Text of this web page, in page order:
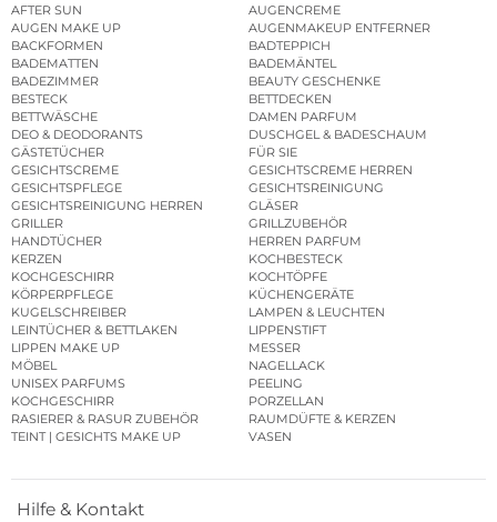
AFTER SUN
AUGENCREME
AUGEN MAKE UP
AUGENMAKEUP ENTFERNER
BACKFORMEN
BADTEPPICH
BADEMATTEN
BADEMÄNTEL
BADEZIMMER
BEAUTY GESCHENKE
BESTECK
BETTDECKEN
BETTWÄSCHE
DAMEN PARFUM
DEO & DEODORANTS
DUSCHGEL & BADESCHAUM
GÄSTETÜCHER
FÜR SIE
GESICHTSCREME
GESICHTSCREME HERREN
GESICHTSPFLEGE
GESICHTSREINIGUNG
GESICHTSREINIGUNG HERREN
GLÄSER
GRILLER
GRILLZUBEHÖR
HANDTÜCHER
HERREN PARFUM
KERZEN
KOCHBESTECK
KOCHGESCHIRR
KOCHTÖPFE
KÖRPERPFLEGE
KÜCHENGERÄTE
KUGELSCHREIBER
LAMPEN & LEUCHTEN
LEINTÜCHER & BETTLAKEN
LIPPENSTIFT
LIPPEN MAKE UP
MESSER
MÖBEL
NAGELLACK
UNISEX PARFUMS
PEELING
KOCHGESCHIRR
PORZELLAN
RASIERER & RASUR ZUBEHÖR
RAUMDÜFTE & KERZEN
TEINT | GESICHTS MAKE UP
VASEN
Hilfe & Kontakt